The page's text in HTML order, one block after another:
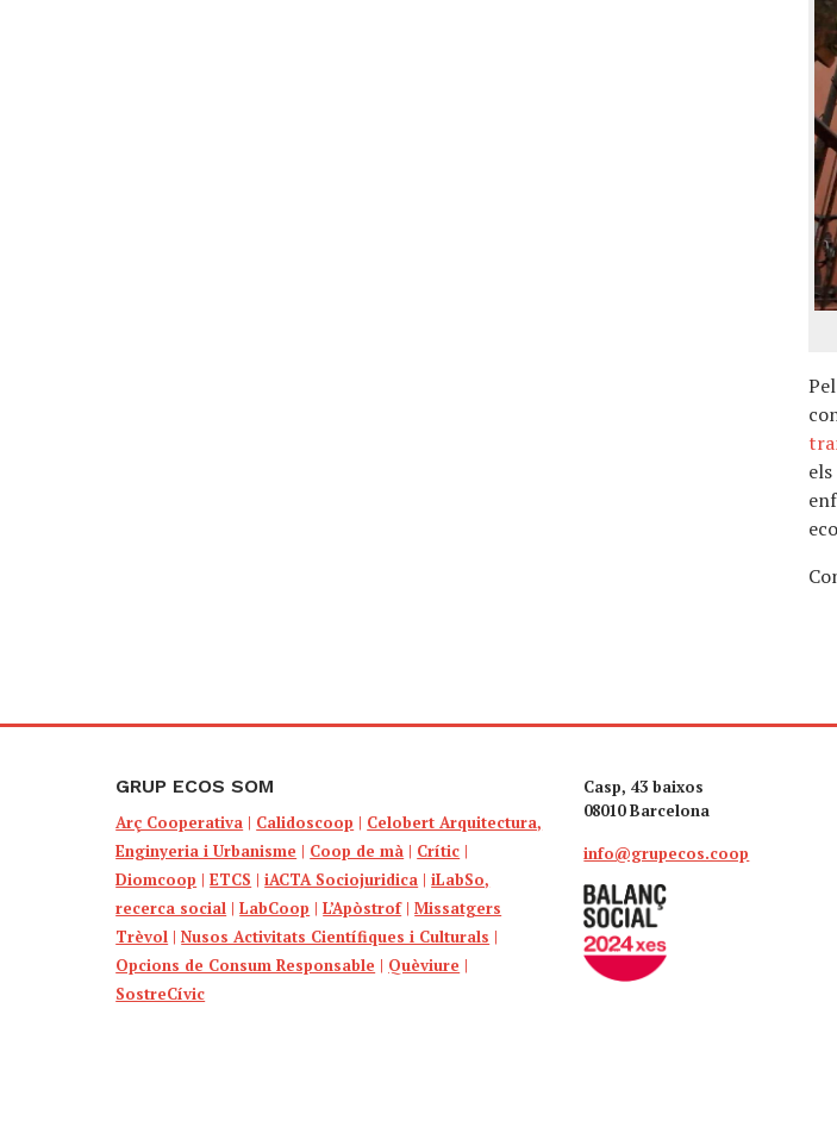
els
GRUP ECOS SOM
Arç Cooperativa | Calidoscoop | Celobert Arquitectura,
Enginyeria i Urbanisme | Coop de mà | Crític |
Diomcoop |ETCS |iACTA Sociojuridica |iLabSo,
recerca social |LabCoop |L’Apòstrof|Missatgers
Trèvol |Nusos Activitats Científiques i Culturals |
Opcions de Consum Responsable | Quèviure |
SostreCívic
Casp, 43 baixos
08010 Barcelona
info@grupecos.coop